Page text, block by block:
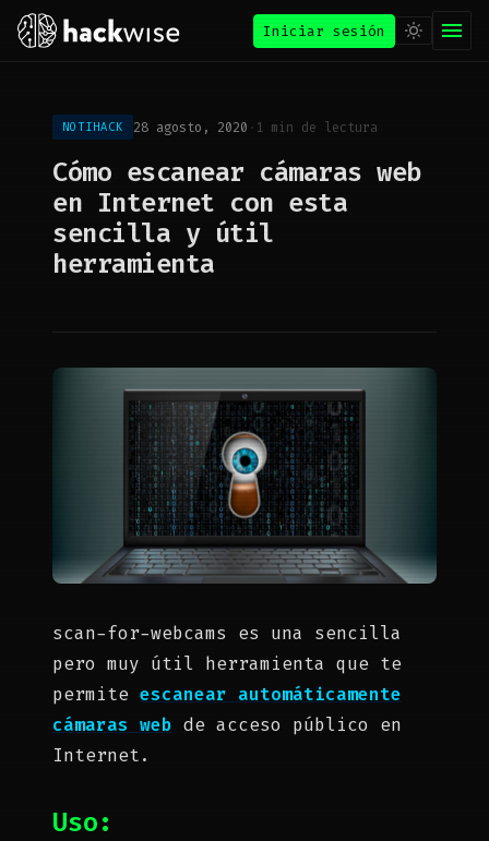
Iniciar sesión
NOTIHACK 28 agosto, 2020 · 1 min de lectura
Cómo escanear cámaras web
en Internet con esta
sencilla y útil
herramienta
scan-for-webcams es una sencilla
pero muy útil herramienta que te
permite escanear automáticamente
cámaras web de acceso público en
Internet.
Uso: